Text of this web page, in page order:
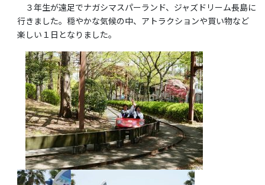
３年生が遠足でナガシマスパーランド、ジャズドリーム長島に
行きました。穏やかな気候の中、アトラクションや買い物など
楽しい１日となりました。